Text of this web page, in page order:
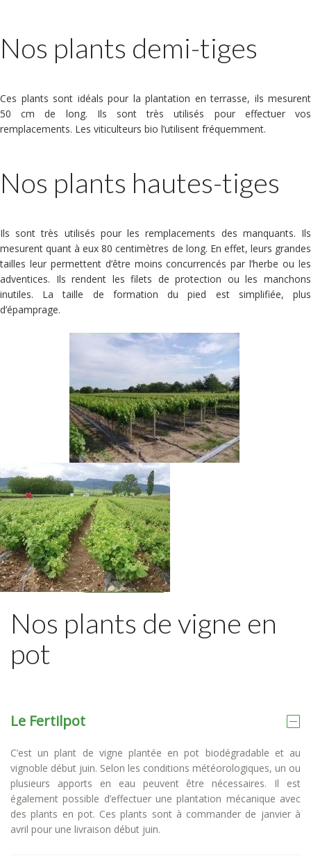
Nos plants demi-tiges
Ces plants sont idéals pour la plantation en terrasse, ils mesurent
50 cm de long. Ils sont très utilisés pour effectuer vos
remplacements. Les viticulteurs bio l’utilisent fréquemment.
Nos plants hautes-tiges
Ils sont très utilisés pour les remplacements des manquants. Ils
mesurent quant à eux 80 centimètres de long. En effet, leurs grandes
tailles leur permettent d’être moins concurrencés par l’herbe ou les
adventices. Ils rendent les filets de protection ou les manchons
inutiles. La taille de formation du pied est simplifiée, plus
d’épamprage.
Nos plants de vigne en
pot
Le Fertilpot
C’est un plant de vigne plantée en pot biodégradable et au
vignoble début juin. Selon les conditions météorologiques, un ou
plusieurs apports en eau peuvent être nécessaires. Il est
également possible d’effectuer une plantation mécanique avec
des plants en pot. Ces plants sont à commander de janvier à
avril pour une livraison début juin.